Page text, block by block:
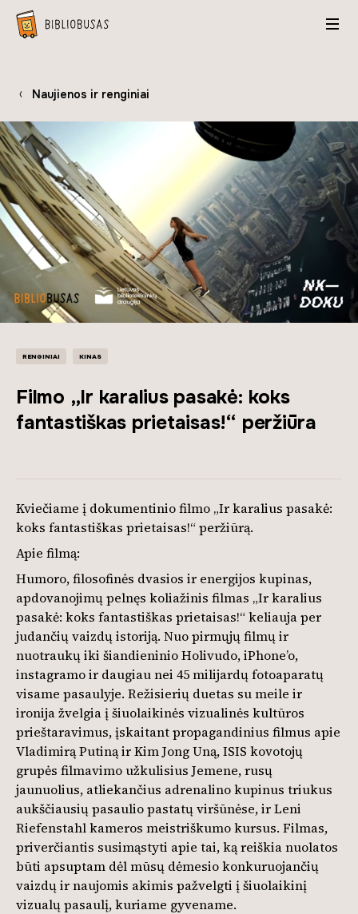
Naujienos ir renginiai
RENGINIAI KINAS
Filmo „Ir karalius pasakė: koks
fantastiškas prietaisas!“ peržiūra
Kviečiame į dokumentinio filmo „Ir karalius pasakė:
koks fantastiškas prietaisas!“ peržiūrą.
Apie filmą:
Humoro, filosofinės dvasios ir energijos kupinas,
apdovanojimų pelnęs koliažinis filmas „Ir karalius
pasakė: koks fantastiškas prietaisas!“ keliauja per
judančių vaizdų istoriją. Nuo pirmųjų filmų ir
nuotraukų iki šiandieninio Holivudo, iPhone’o,
instagramo ir daugiau nei 45 milijardų fotoaparatų
visame pasaulyje. Režisierių duetas su meile ir
ironija žvelgia į šiuolaikinės vizualinės kultūros
prieštaravimus, įskaitant propagandinius filmus apie
Vladimirą Putiną ir Kim Jong Uną, ISIS kovotojų
grupės filmavimo užkulisius Jemene, rusų
jaunuolius, atliekančius adrenalino kupinus triukus
aukščiausių pasaulio pastatų viršūnėse, ir Leni
Riefenstahl kameros meistriškumo kursus. Filmas,
priverčiantis susimąstyti apie tai, ką reiškia nuolatos
būti apsuptam dėl mūsų dėmesio konkuruojančių
vaizdų ir naujomis akimis pažvelgti į šiuolaikinį
vizualų pasaulį, kuriame gyvename.